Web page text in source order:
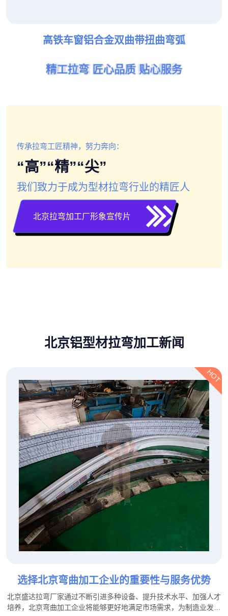
高铁车窗铝合金双曲带扭曲弯弧
精工拉弯 匠心品质 贴心服务
精工拉弯 匠心品质 贴心服务
精工拉弯 匠心品质 贴心服务
精工拉弯 匠心品质 贴心服务
精工拉弯 匠心品质 贴心服务
精工拉弯 匠心品质 贴心服务
传承拉弯工匠精神，努力奔向：
“高”“精”“尖”
我们致力于成为型材拉弯行业的精匠人
北京拉弯加工厂形象宣传片
北京铝型材拉弯加工新闻
HOT
选择北京弯曲加工企业的重要性与服务优势
北京盛达拉弯厂家通过不断引进多种设备、提升技术水平、加强人才
培养，北京弯曲加工企业将能够更好地满足市场需求，为制造业发展